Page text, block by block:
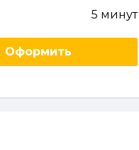
5 минут
Оформить